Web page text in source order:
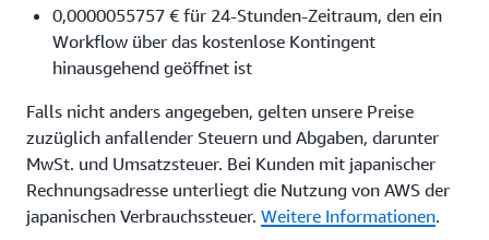
0,0000055757 € für 24-Stunden-Zeitraum, den ein
Workflow über das kostenlose Kontingent
hinausgehend geöffnet ist
Falls nicht anders angegeben, gelten unsere Preise
zuzüglich anfallender Steuern und Abgaben, darunter
MwSt. und Umsatzsteuer. Bei Kunden mit japanischer
Rechnungsadresse unterliegt die Nutzung von AWS der
japanischen Verbrauchssteuer. Weitere Informationen.